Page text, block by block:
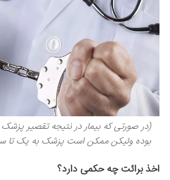
(در صورتی که بیمار در نتیجه تقصیر
بوده ولیکن ممکن است پزشک به یک تا
اخذ برائت چه حکمی دارد؟